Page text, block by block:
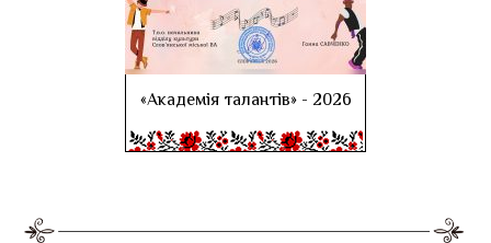
«Академія талантів» - 2026